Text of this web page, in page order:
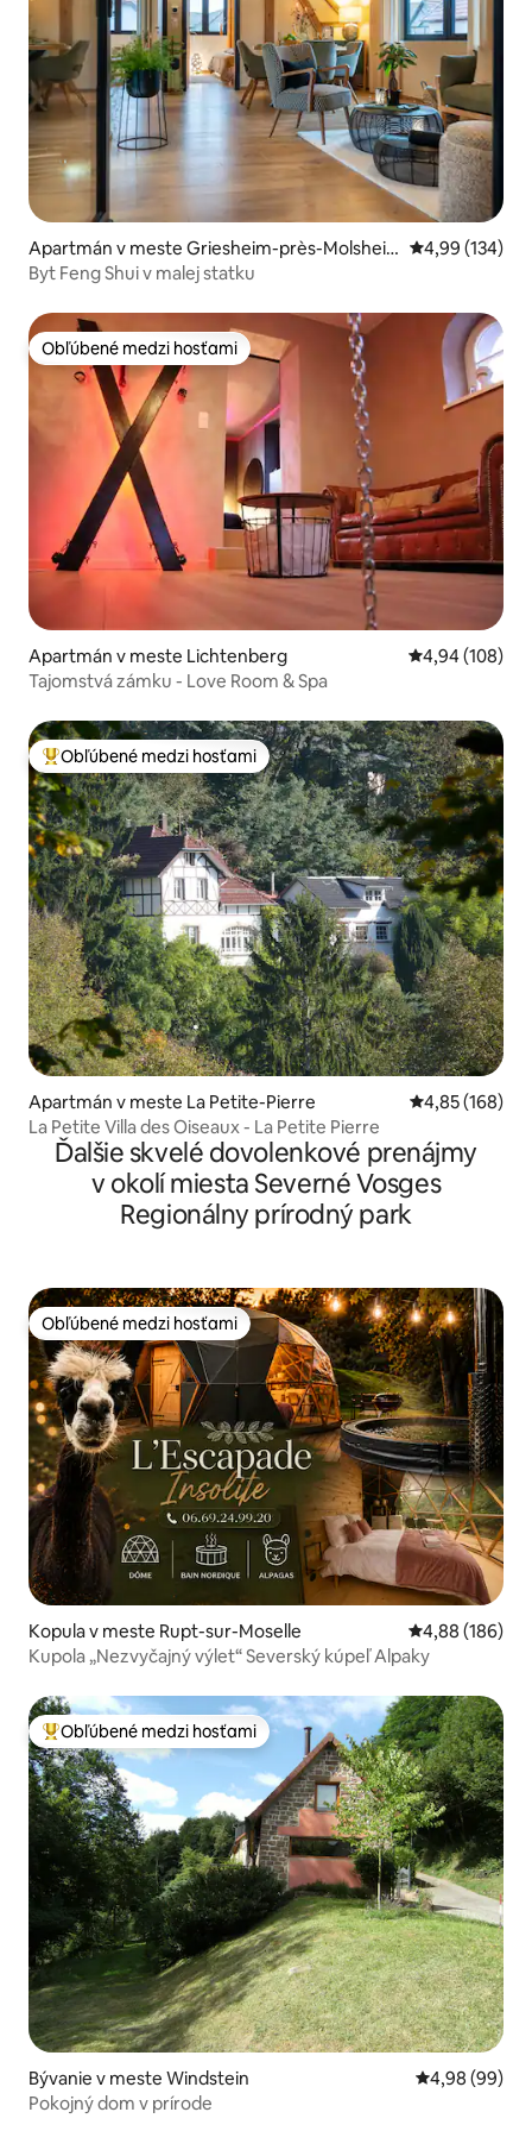
Apartmán v meste Griesheim-près-Molshei
m
Priemerné
4,99 (134)
Byt Feng Shui v malej statku
Obľúbené medzi hosťami
Obľúbené medzi hosťami
Apartmán v meste Lichtenberg Priemerné
4,94 (108)
Tajomstvá zámku - Love Room & Spa
Najobľúbenejšie medzi hosťami
Obľúbené medzi hosťami
Apartmán v meste La Petite-Pierre Priemerné
4,85 (168)
La Petite Villa des Oiseaux - La Petite Pierre
Ďalšie skvelé dovolenkové prenájmy
v okolí miesta Severné Vosges
Regionálny prírodný park
Obľúbené medzi hosťami
Obľúbené medzi hosťami
Kopula v meste Rupt-sur-Moselle Priemerné
4,88 (186)
Kupola „Nezvyčajný výlet“ Severský kúpeľ Alpaky
Najobľúbenejšie medzi hosťami
Obľúbené medzi hosťami
Bývanie v meste Windstein Priemerné
4,98 (99)
Pokojný dom v prírode